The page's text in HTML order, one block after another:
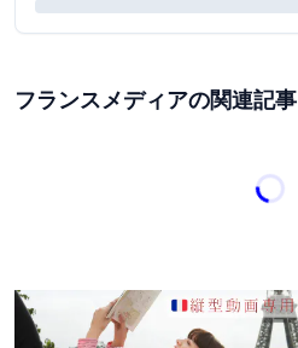
フランスメディアの関連記事